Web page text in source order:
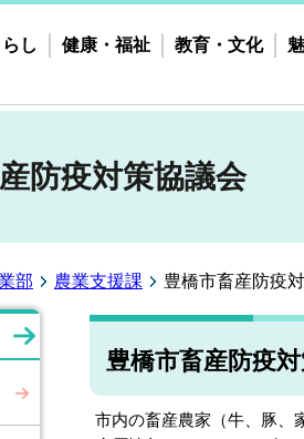
らし 健康・福祉 教育・文化
防疫対策協議会
部 農業支援課 豊橋市畜産防疫
豊橋市畜産防疫
市内の畜産農家（牛、豚、